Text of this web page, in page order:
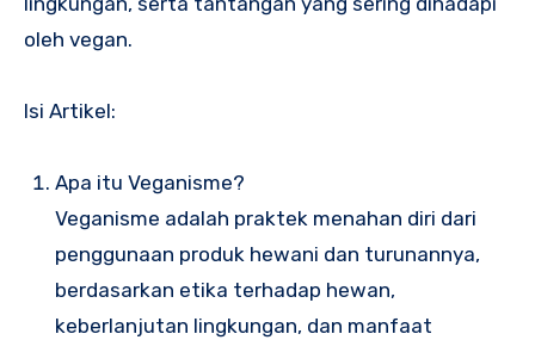
oleh vegan.
Isi Artikel:
Apa itu Veganisme?
Veganisme adalah praktek menahan diri dari
penggunaan produk hewani dan turunannya,
berdasarkan etika terhadap hewan,
keberlanjutan lingkungan, dan manfaat